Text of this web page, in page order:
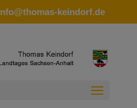
keindorf.de